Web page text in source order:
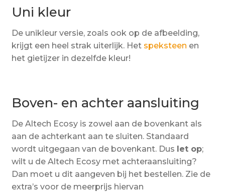
Uni kleur
De unikleur versie, zoals ook op de afbeelding,
krijgt een heel strak uiterlijk. Het speksteen en
het gietijzer in dezelfde kleur!
Boven- en achter aansluiting
De Altech Ecosy is zowel aan de bovenkant als
aan de achterkant aan te sluiten. Standaard
wordt uitgegaan van de bovenkant. Dus let op;
wilt u de Altech Ecosy met achteraansluiting?
Dan moet u dit aangeven bij het bestellen. Zie de
extra’s voor de meerprijs hiervan